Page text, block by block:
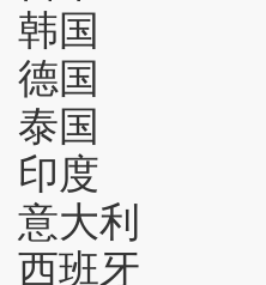
韩国
德国
泰国
印度
意大利
西班牙